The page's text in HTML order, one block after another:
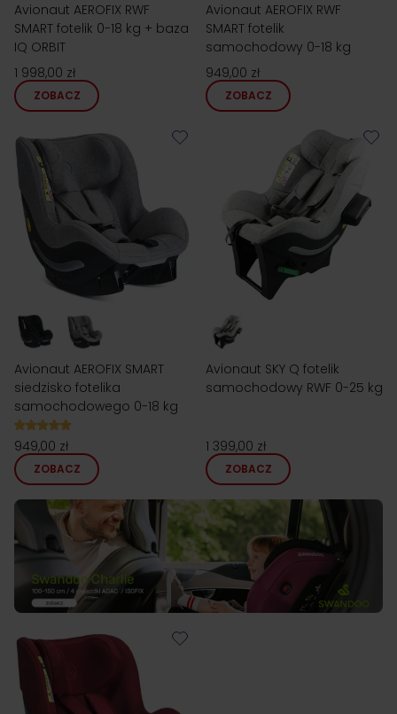
Avionaut AEROFIX RWF
SMART fotelik 0-18 kg + baza
IQ ORBIT
1 998,00 zł
ZOBACZ
Avionaut AEROFIX RWF
SMART fotelik
samochodowy 0-18 kg
949,00 zł
ZOBACZ
Avionaut AEROFIX SMART
siedzisko fotelika
samochodowego 0-18 kg
949,00 zł
ZOBACZ
Avionaut SKY Q fotelik
samochodowy RWF 0-25 kg
1 399,00 zł
ZOBACZ